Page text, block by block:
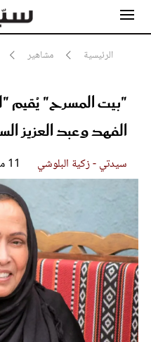
الرئيسية مشاهير
"بيت المسرح" يُقيم
الفهد وعبد العزيز
سيدتي - زكية البلوشي 11 مايو 2026
مشاهير
أناقة
جمال
سيدتي وطفلك
لايف ستايل
فيديو
مطبخ سيدتي
مقالات الرأي
ستايل
تقارير
عروس سيدتي